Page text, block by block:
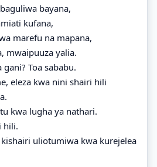
bayana,
kufana,
marefu na mapana,
mwaipuuza yalia.
Toa sababu.
eleza kwa nini shairi hili
kwa lugha ya nathari.
hili.
uliotumiwa kwa kurejelea